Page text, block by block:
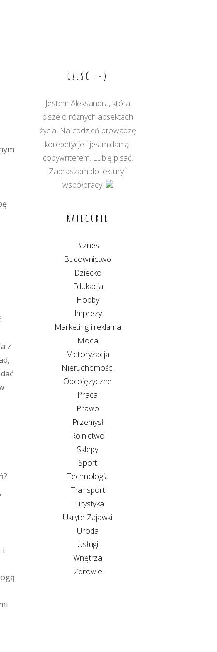
z
i
CZEŚĆ :-)
Jestem Aleksandra, która
pisze o różnych apsektach
życia. Na codzień prowadzę
korepetycje i jestm damą-
copywriterem. Lubię pisać.
Zapraszam do lektury i
współpracy.
KATEGORIE
Biznes
Budownictwo
Dziecko
Edukacja
Hobby
Imprezy
Marketing i reklama
Moda
Motoryzacja
Nieruchomości
Obcojęzyczne
Praca
Prawo
Przemysł
Rolnictwo
Sklepy
Sport
Technologia
Transport
Turystyka
Ukryte Zajawki
Uroda
Usługi
Wnętrza
Zdrowie